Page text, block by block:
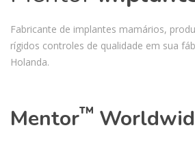
Fabricante de implantes mamários,
rígidos controles de qualidade em sua
Holanda.
Mentor™